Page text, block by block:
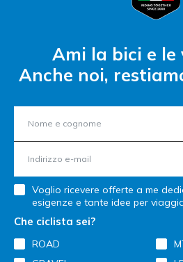
Ami la bici e le
Anche noi,
Voglio ricevere offerte a me
esigenze e tante idee per
Che ciclista sei?
ROAD